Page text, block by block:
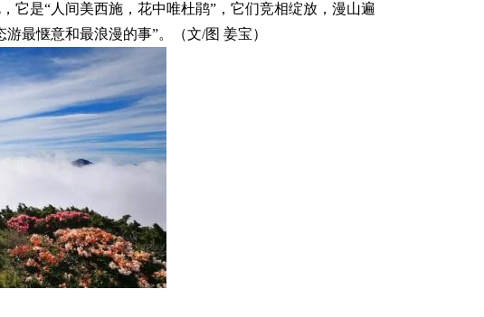
它是“人间美西施，花中唯杜鹃”，它们竞相绽放，漫山遍
最惬意和最浪漫的事”。（文/图 姜宝）